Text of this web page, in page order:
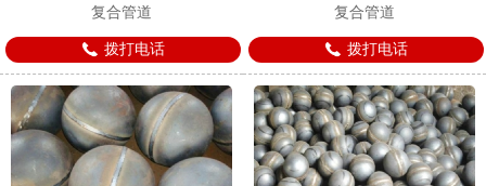
复合管道
拨打电话
复合管道
拨打电话